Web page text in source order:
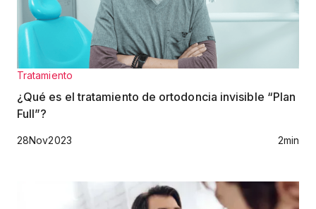
Tratamiento
¿Qué es el tratamiento de ortodoncia invisible “Plan
Full”?
28Nov2023 2min